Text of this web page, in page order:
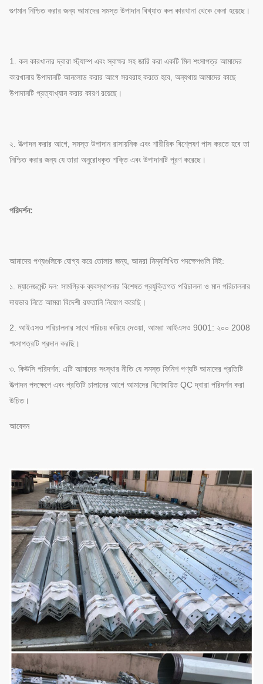
গুণমান নিশ্চিত করার জন্য আমাদের সমস্ত উপাদান বিখ্যাত কল কারখানা থেকে কেনা হয়েছে।
1. কল কারখানার দ্বারা স্ট্যাম্প এবং স্বাক্ষর সহ জারি করা একটি মিল শংসাপত্র আমাদের
কারখানায় উপাদানটি আনলোড করার আগে সরবরাহ করতে হবে, অন্যথায় আমাদের কাছে
উপাদানটি প্রত্যাখ্যান করার কারণ রয়েছে।
২. উত্পাদন করার আগে, সমস্ত উপাদান রাসায়নিক এবং শারীরিক বিশ্লেষণ পাস করতে হবে তা
নিশ্চিত করার জন্য যে তারা অনুরোধকৃত শক্তি এবং উপাদানটি পূরণ করেছে।
পরিদর্শন:
আমাদের পণ্যগুলিকে যোগ্য করে তোলার জন্য, আমরা নিম্নলিখিত পদক্ষেপগুলি নিই:
১. ম্যানেজমেন্ট দল: সামগ্রিক ব্যবস্থাপনার বিশেষত প্রযুক্তিগত পরিচালনা ও মান পরিচালনার
দায়ভার নিতে আমরা বিদেশী রফতানি নিয়োগ করেছি।
2. আইএসও পরিচালনার সাথে পরিচয় করিয়ে দেওয়া, আমরা আইএসও 9001: ২০০ 2008
শংসাপত্রটি প্রদান করছি।
৩. কিউসি পরিদর্শন: এটি আমাদের সংস্থার নীতি যে সমস্ত ফিনিশ পণ্যটি আমাদের প্রতিটি
উত্পাদন পদক্ষেপে এবং প্রতিটি চালানের আগে আমাদের বিশেষায়িত QC দ্বারা পরিদর্শন করা
উচিত।
আবেদন